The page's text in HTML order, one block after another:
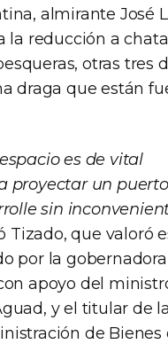
almirante José
la reducción a
otras tres
draga que están
es de vital
proyectar un
sin
Tizado, que valoró
por la
apoyo del
y el titular de la
de Bienes